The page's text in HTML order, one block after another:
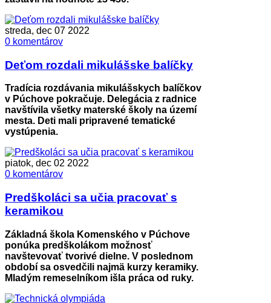
streda, dec 07 2022
0 komentárov
Deťom rozdali mikulášske balíčky
Tradícia rozdávania mikulášskych balíčkov
v Púchove pokračuje. Delegácia z radnice
navštívila všetky materské školy na území
mesta. Deti mali pripravené tematické
vystúpenia.
piatok, dec 02 2022
0 komentárov
Predškoláci sa učia pracovať s
keramikou
Základná škola Komenského v Púchove
ponúka predškolákom možnosť
navštevovať tvorivé dielne. V poslednom
období sa osvedčili najmä kurzy keramiky.
Mladým remeselníkom išla práca od ruky.